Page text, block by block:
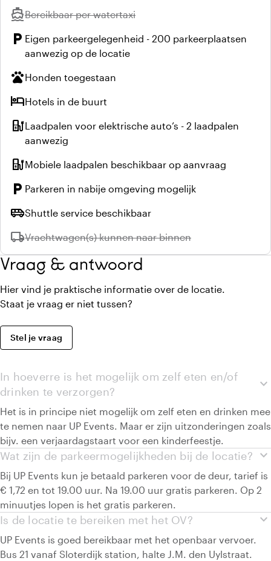
directions_boatNiet beschikbaar:
Bereikbaar per watertaxi
local_parking Eigen parkeergelegenheid - 200 parkeerplaatsen
aanwezig op de locatie
petsHonden toegestaan
hotelHotels in de buurt
ev_stationLaadpalen voor elektrische auto’s - 2 laadpalen
aanwezig
ev_stationMobiele laadpalen beschikbaar op aanvraag
local_parking Parkeren in nabije omgeving mogelijk
airport_shuttleShuttle service beschikbaar
local_shippingNiet beschikbaar:
Vrachtwagen(s) kunnen naar binnen
Vraag & antwoord
Hier vind je praktische informatie over de locatie.
Staat je vraag er niet tussen?
Stel je vraag
expand_more
In hoeverre is het mogelijk om zelf eten en/of
drinken te verzorgen?
Het is in principe niet mogelijk om zelf eten en drinken mee
te nemen naar UP Events. Maar er zijn uitzonderingen zoals
bijv. een verjaardagstaart voor een kinderfeestje.
expand_more
Wat zijn de parkeermogelijkheden bij de locatie?
Bij UP Events kun je betaald parkeren voor de deur, tarief is
€ 1,72 en tot 19.00 uur. Na 19.00 uur gratis parkeren. Op 2
minuutjes lopen is het gratis parkeren.
expand_more
Is de locatie te bereiken met het OV?
UP Events is goed bereikbaar met het openbaar vervoer.
Bus 21 vanaf Sloterdijk station, halte J.M. den Uylstraat.